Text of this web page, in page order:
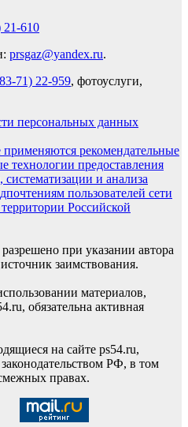
21-610
prsgaz@yandex.ru.
71) 22-959, фотоуслуги,
персональных данных
рекомендательные
технологии предоставления
и анализа
пользователей сети
Российской
при указании автора
заимствования.
материалов,
обязательна активная
на сайте ps54.ru,
РФ, в том
правах.